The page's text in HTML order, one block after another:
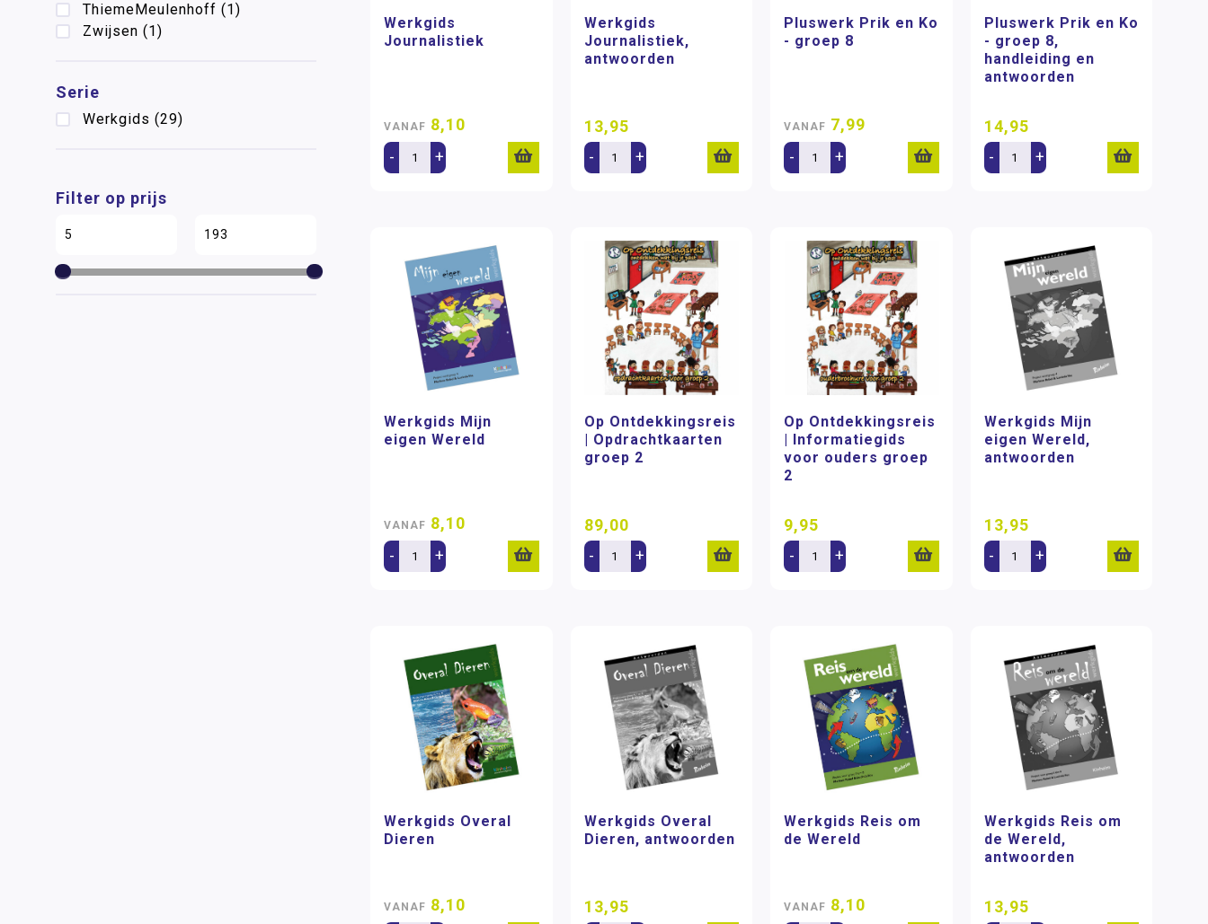
ThiemeMeulenhoff (1)
Zwijsen (1)
Serie
Werkgids (29)
Filter op prijs
Werkgids
Journalistiek
VANAF 8,10
- +
Werkgids
Journalistiek,
antwoorden
13,95
- +
Pluswerk Prik en Ko
- groep 8
VANAF 7,99
- +
Pluswerk Prik en Ko
- groep 8,
handleiding en
antwoorden
14,95
- +
Werkgids Mijn
eigen Wereld
VANAF 8,10
- +
Op Ontdekkingsreis
| Opdrachtkaarten
groep 2
89,00
- +
Op Ontdekkingsreis
| Informatiegids
voor ouders groep
2
9,95
- +
Werkgids Mijn
eigen Wereld,
antwoorden
13,95
- +
Werkgids Overal
Dieren
VANAF 8,10
Werkgids Overal
Dieren, antwoorden
13,95
Werkgids Reis om
de Wereld
VANAF 8,10
Werkgids Reis om
de Wereld,
antwoorden
13,95